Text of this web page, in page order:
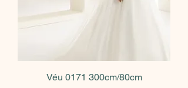
Véu 0171 300cm/80cm